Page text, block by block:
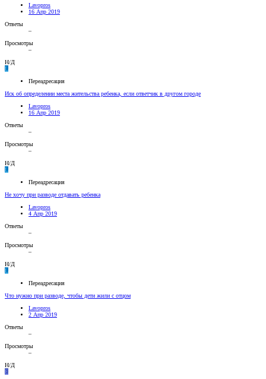
Lavopros
16 Апр 2019
Ответы
–
Просмотры
–
Н/Д
L
Переадресация
Иск об определении места жительства ребенка, если ответчик в другом городе
Lavopros
16 Апр 2019
Ответы
–
Просмотры
–
Н/Д
L
Переадресация
Не хочу при разводе отдавать ребенка
Lavopros
4 Апр 2019
Ответы
–
Просмотры
–
Н/Д
L
Переадресация
Что нужно при разводе, чтобы дети жили с отцом
Lavopros
2 Апр 2019
Ответы
–
Просмотры
–
Н/Д
E